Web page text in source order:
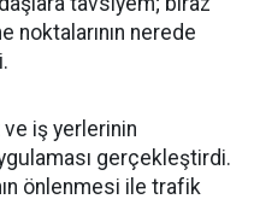
noktalarının nerede
ve iş yerlerinin
gerçekleştirdi.
önlenmesi ile trafik